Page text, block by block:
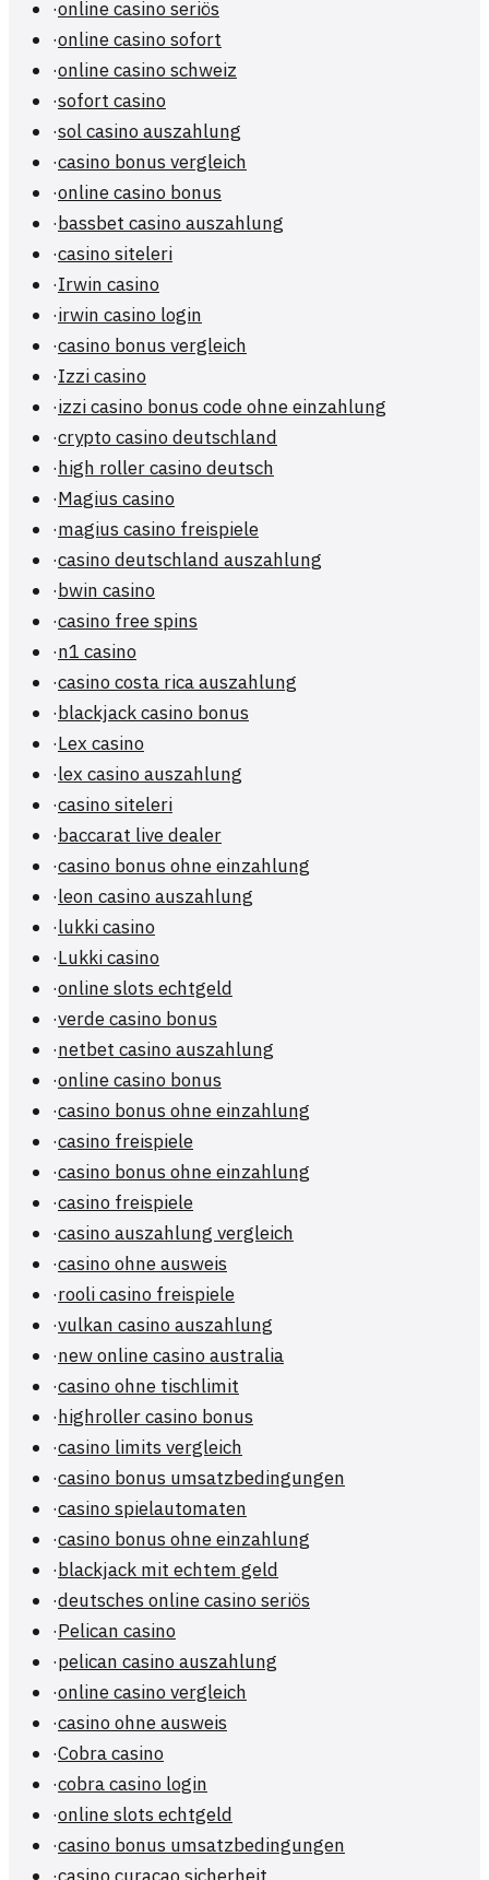
·online casino seriös
·online casino sofort
·online casino schweiz
·sofort casino
·sol casino auszahlung
·casino bonus vergleich
·online casino bonus
·bassbet casino auszahlung
·casino siteleri
·Irwin casino
·irwin casino login
·casino bonus vergleich
·Izzi casino
·izzi casino bonus code ohne einzahlung
·crypto casino deutschland
·high roller casino deutsch
·Magius casino
·magius casino freispiele
·casino deutschland auszahlung
·bwin casino
·casino free spins
·n1 casino
·casino costa rica auszahlung
·blackjack casino bonus
·Lex casino
·lex casino auszahlung
·casino siteleri
·baccarat live dealer
·casino bonus ohne einzahlung
·leon casino auszahlung
·lukki casino
·Lukki casino
·online slots echtgeld
·verde casino bonus
·netbet casino auszahlung
·online casino bonus
·casino bonus ohne einzahlung
·casino freispiele
·casino bonus ohne einzahlung
·casino freispiele
·casino auszahlung vergleich
·casino ohne ausweis
·rooli casino freispiele
·vulkan casino auszahlung
·new online casino australia
·casino ohne tischlimit
·highroller casino bonus
·casino limits vergleich
·casino bonus umsatzbedingungen
·casino spielautomaten
·casino bonus ohne einzahlung
·blackjack mit echtem geld
·deutsches online casino seriös
·Pelican casino
·pelican casino auszahlung
·online casino vergleich
·casino ohne ausweis
·Cobra casino
·cobra casino login
·online slots echtgeld
·casino bonus umsatzbedingungen